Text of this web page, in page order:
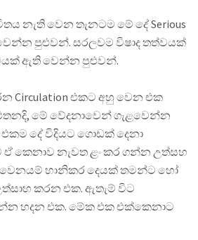
නැති වෙන තැනටම මේ දේ Serious
වෙන්න පුළුවන්. සරලවම විෂාද තත්වයක්
ඇති වෙන්න පුළුවන්.
Circulation එකට අහු වෙන එක
මේ වේදනාවෙන් ගැළවෙන්න
දේ විදියට ගොඩක් දෙනා
කෙනාව නැවත ළං කර ගන්න උත්සහ
හානිකර දෙයක් තමන්ට හෝ
කරන එක. ඇතැම් විට
හදන එක. මේක එක එක්කෙනාට